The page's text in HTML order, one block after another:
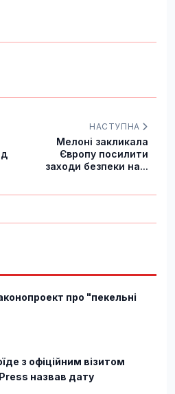
НАСТУПНА
Мелоні закликала
Європу посилити
заходи безпеки на...
про "пекельні
з офіційним візитом
назвав дату